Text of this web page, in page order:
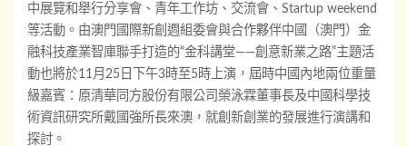
中展覽和舉行分享會、青年工作坊、交流會、Startup weekend
等活動。由澳門國際新創週組委會與合作夥伴中國（澳門）金
融科技產業智庫聯手打造的“金科講堂——創意新業之路”主題活
動也將於11月25日下午3時至5時上演，屆時中國內地兩位重量
級嘉賓：原清華同方股份有限公司榮泳霖董事長及中國科學技
術資訊研究所戴國強所長來澳，就創新創業的發展進行演講和
探討。